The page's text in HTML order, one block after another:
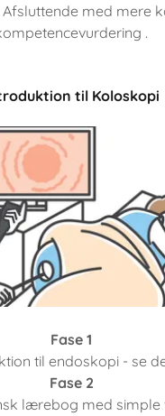
Afsluttende med mere
.
til Koloskopi
Fase 1
til endoskopi - se
Fase 2
lærebog med simple